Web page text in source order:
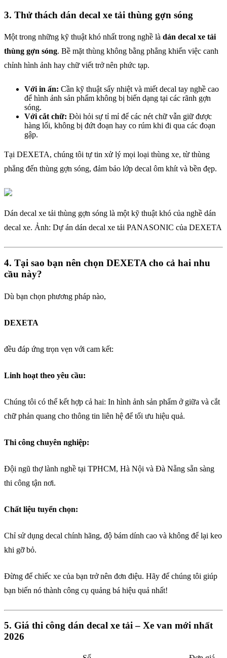
3. Thử thách dán decal xe tải thùng gợn sóng
Một trong những kỹ thuật khó nhất trong nghề là dán decal xe tải
thùng gợn sóng. Bề mặt thùng không bằng phẳng khiến việc canh
chỉnh hình ảnh hay chữ viết trở nên phức tạp.
Với in ấn: Cần kỹ thuật sấy nhiệt và miết decal tay nghề cao
để hình ảnh sản phẩm không bị biến dạng tại các rãnh gợn
sóng.
Với cắt chữ: Đòi hỏi sự tỉ mỉ để các nét chữ vẫn giữ được
hàng lối, không bị đứt đoạn hay co rúm khi đi qua các đoạn
gập.
Tại DEXETA, chúng tôi tự tin xử lý mọi loại thùng xe, từ thùng
phẳng đến thùng gợn sóng, đảm bảo lớp decal ôm khít và bền đẹp.
Dán decal xe tải thùng gợn sóng là một kỹ thuật khó của nghề dán
decal xe. Ảnh: Dự án dán decal xe tải PANASONIC của DEXETA
4. Tại sao bạn nên chọn DEXETA cho cả hai nhu
cầu này?
Dù bạn chọn phương pháp nào,
DEXETA
đều đáp ứng trọn vẹn với cam kết:
Linh hoạt theo yêu cầu:
Chúng tôi có thể kết hợp cả hai: In hình ảnh sản phẩm ở giữa và cắt
chữ phản quang cho thông tin liên hệ để tối ưu hiệu quả.
Thi công chuyên nghiệp:
Đội ngũ thợ lành nghề tại TPHCM, Hà Nội và Đà Nẵng sẵn sàng
thi công tận nơi.
Chất liệu tuyển chọn:
Chỉ sử dụng decal chính hãng, độ bám dính cao và không để lại keo
khi gỡ bỏ.
Đừng để chiếc xe của bạn trở nên đơn điệu. Hãy để chúng tôi giúp
bạn biến nó thành công cụ quảng bá hiệu quả nhất!
5. Giá thi công dán decal xe tải – Xe van mới nhất
2026